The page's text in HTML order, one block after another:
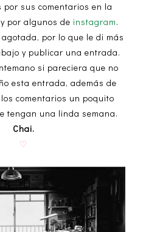
por sus comentarios en la
y por algunos de instagram.
por lo que le di más
y publicar una entrada.
si pareciera que no
esta entrada, además de
comentarios un poquito
tengan una linda semana.
Chai.
♡